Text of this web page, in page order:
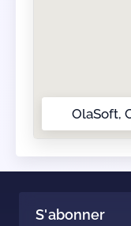
OlaSoft,
S'abonner